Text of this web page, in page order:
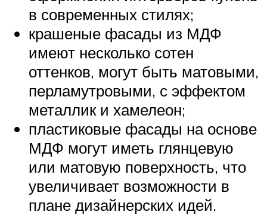
в современных стилях;
крашеные фасады из МДФ
имеют несколько сотен
оттенков, могут быть матовыми,
перламутровыми, с эффектом
металлик и хамелеон;
пластиковые фасады на основе
МДФ могут иметь глянцевую
или матовую поверхность, что
увеличивает возможности в
плане дизайнерских идей.